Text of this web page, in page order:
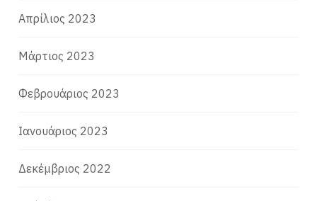
Απρίλιος 2023
Μάρτιος 2023
Φεβρουάριος 2023
Ιανουάριος 2023
Δεκέμβριος 2022